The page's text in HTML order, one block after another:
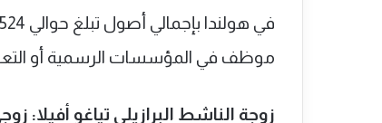
موظف في المؤسسات الرسمية أو
زوجة الناشط البرازيلي تياغو أفيلا: